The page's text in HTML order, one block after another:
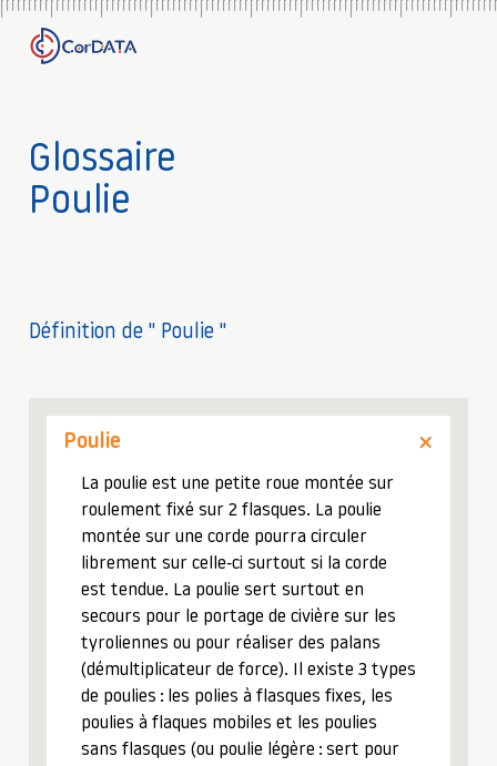
Glossaire
Poulie
Définition de " Poulie "
Poulie
La poulie est une petite roue montée sur
roulement fixé sur 2 flasques. La poulie
montée sur une corde pourra circuler
librement sur celle-ci surtout si la corde
est tendue. La poulie sert surtout en
secours pour le portage de civière sur les
tyroliennes ou pour réaliser des palans
(démultiplicateur de force). Il existe 3 types
de poulies : les polies à flasques fixes, les
poulies à flaques mobiles et les poulies
sans flasques (ou poulie légère : sert pour